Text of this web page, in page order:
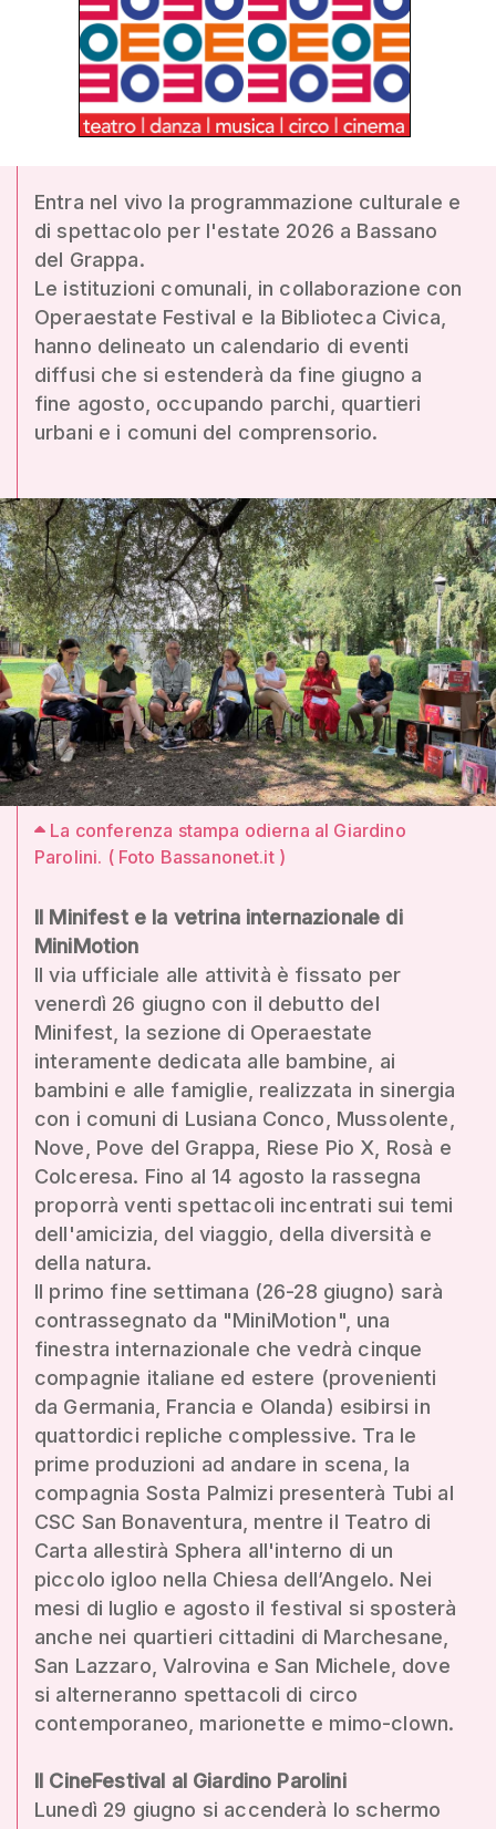
Entra nel vivo la programmazione culturale e
di spettacolo per l'estate 2026 a Bassano
del Grappa.
Le istituzioni comunali, in collaborazione con
Operaestate Festival e la Biblioteca Civica,
hanno delineato un calendario di eventi
diffusi che si estenderà da fine giugno a
fine agosto, occupando parchi, quartieri
urbani e i comuni del comprensorio.
La conferenza stampa odierna al Giardino
Parolini. ( Foto Bassanonet.it )
Il Minifest e la vetrina internazionale di
MiniMotion
Il via ufficiale alle attività è fissato per
venerdì 26 giugno con il debutto del
Minifest, la sezione di Operaestate
interamente dedicata alle bambine, ai
bambini e alle famiglie, realizzata in sinergia
con i comuni di Lusiana Conco, Mussolente,
Nove, Pove del Grappa, Riese Pio X, Rosà e
Colceresa. Fino al 14 agosto la rassegna
proporrà venti spettacoli incentrati sui temi
dell'amicizia, del viaggio, della diversità e
della natura.
Il primo fine settimana (26-28 giugno) sarà
contrassegnato da "MiniMotion", una
finestra internazionale che vedrà cinque
compagnie italiane ed estere (provenienti
da Germania, Francia e Olanda) esibirsi in
quattordici repliche complessive. Tra le
prime produzioni ad andare in scena, la
compagnia Sosta Palmizi presenterà Tubi al
CSC San Bonaventura, mentre il Teatro di
Carta allestirà Sphera all'interno di un
piccolo igloo nella Chiesa dell’Angelo. Nei
mesi di luglio e agosto il festival si sposterà
anche nei quartieri cittadini di Marchesane,
San Lazzaro, Valrovina e San Michele, dove
si alterneranno spettacoli di circo
contemporaneo, marionette e mimo-clown.
Il CineFestival al Giardino Parolini
Lunedì 29 giugno si accenderà lo schermo